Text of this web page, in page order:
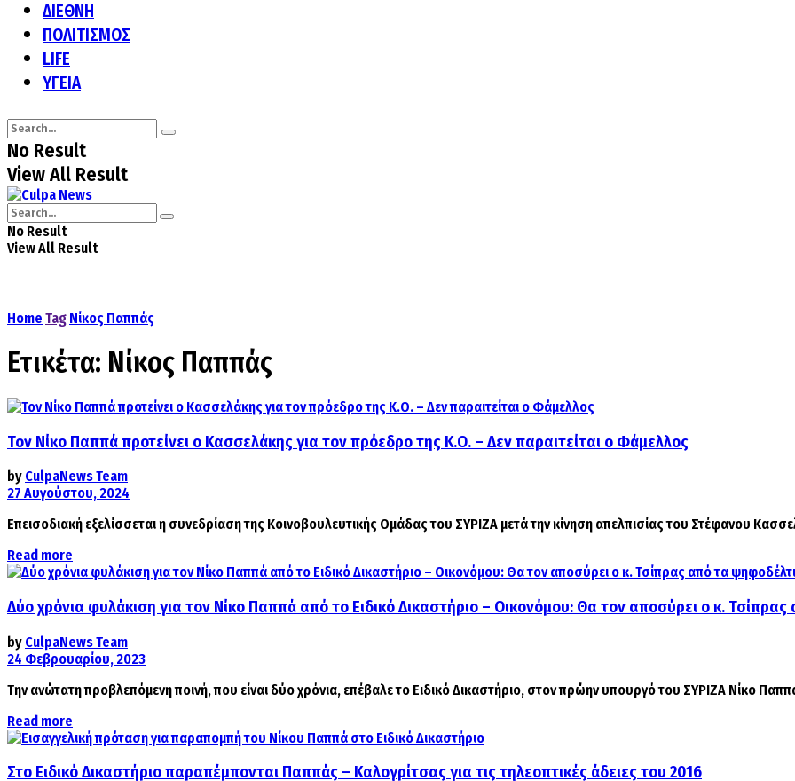
ΔΙΕΘΝΗ
ΠΟΛΙΤΙΣΜΟΣ
LIFE
ΥΓΕΙΑ
No Result
View All Result
No Result
View All Result
Home Tag Νίκος Παππάς
Ετικέτα: Νίκος Παππάς
Τον Νίκο Παππά προτείνει ο Κασσελάκης για τον πρόεδρο της Κ.Ο. – Δεν παραιτείται ο Φάμελλος
by CulpaNews Team
27 Αυγούστου, 2024
Επεισοδιακή εξελίσσεται η συνεδρίαση της Κοινοβουλευτικής Ομάδας του ΣΥΡΙΖΑ μετά την κίνηση απελπισίας του Στέφανου
Read more
Δύο χρόνια φυλάκιση για τον Νίκο Παππά από το Ειδικό Δικαστήριο – Οικονόμου: Θα τον αποσύρει ο κ.
by CulpaNews Team
24 Φεβρουαρίου, 2023
Την ανώτατη προβλεπόμενη ποινή, που είναι δύο χρόνια, επέβαλε το Ειδικό Δικαστήριο, στον πρώην υπουργό του ΣΥΡΙΖΑ Νίκο
Read more
Στο Ειδικό Δικαστήριο παραπέμπονται Παππάς – Καλογρίτσας για τις τηλεοπτικές άδειες του 2016